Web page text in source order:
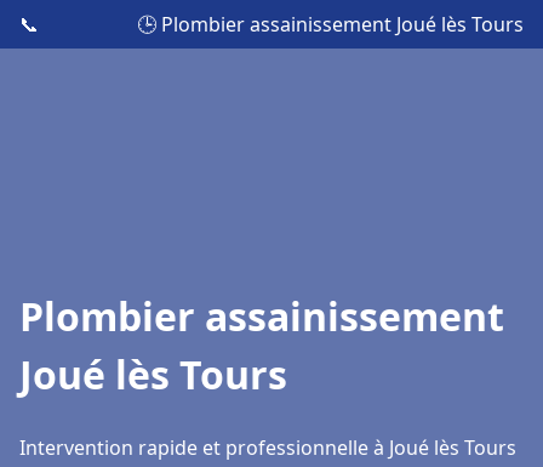
📞 🕒 Plombier assainissement Joué lès Tours
Plombier assainissement
Joué lès Tours
Intervention rapide et professionnelle à Joué lès Tours